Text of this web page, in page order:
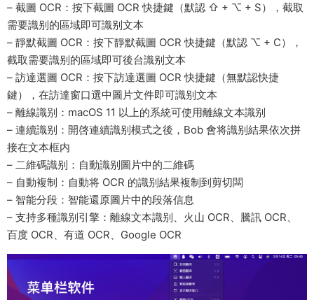
– 截圖 OCR：按下截圖 OCR 快捷鍵（默認 ⇧ + ⌥ + S），截取
需要識别的區域即可識别文本
– 靜默截圖 OCR：按下靜默截圖 OCR 快捷鍵（默認 ⌥ + C），
截取需要識别的區域即可後台識别文本
– 訪達選圖 OCR：按下訪達選圖 OCR 快捷鍵（無默認快捷
鍵），在訪達窗口選中圖片文件即可識别文本
– 離線識别：macOS 11 以上的系統可使用離線文本識别
– 連續識别：開啓連續識别模式之後，Bob 會将識别結果依次拼
接在文本框内
– 二維碼識别：自動識别圖片中的二維碼
– 自動複制：自動将 OCR 的識别結果複制到剪切闆
– 智能分段：智能還原圖片中的段落信息
– 支持多種識别引擎：離線文本識别、火山 OCR、騰訊 OCR、
百度 OCR、有道 OCR、Google OCR